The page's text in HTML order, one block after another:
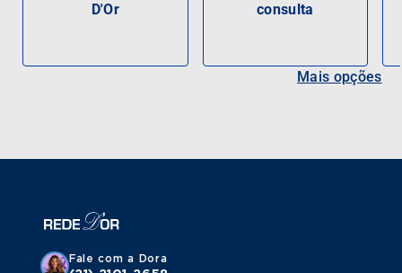
D'Or
consulta
Mais opções
Fale com a Dora